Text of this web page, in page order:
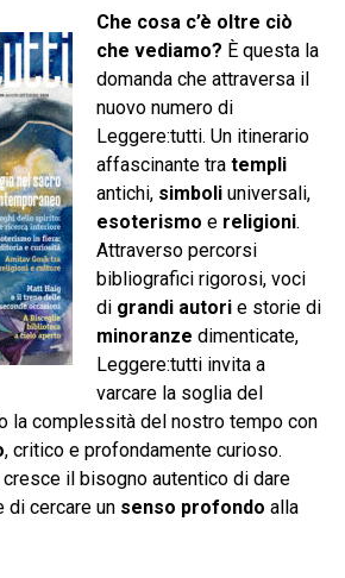
Che cosa c’è oltre ciò
che vediamo? È questa la
domanda che attraversa il
nuovo numero di
Leggere:tutti. Un itinerario
affascinante tra templi
antichi, simboliuniversali,
esoterismo e religioni.
Attraverso percorsi
bibliografici rigorosi, voci
di grandi autorie storie di
minoranze dimenticate,
Leggere:tutti invita a
varcare la soglia del
la complessità del nostro tempo con
, critico e profondamente curioso.
cresce il bisogno autentico di dare
di cercare un senso profondo alla